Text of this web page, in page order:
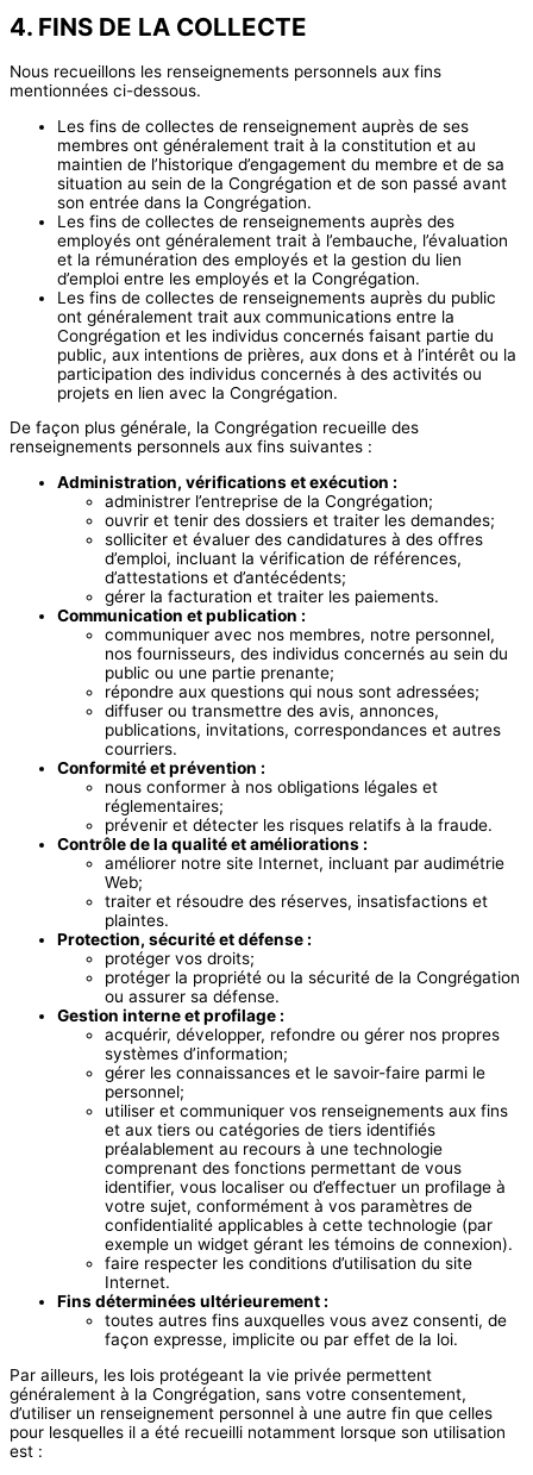
4. FINS DE LA COLLECTE
Nous recueillons les renseignements personnels aux fins
mentionnées ci-dessous.
Les fins de collectes de renseignement auprès de ses
membres ont généralement trait à la constitution et au
maintien de l’historique d’engagement du membre et de sa
situation au sein de la Congrégation et de son passé avant
son entrée dans la Congrégation.
Les fins de collectes de renseignements auprès des
employés ont généralement trait à l’embauche, l’évaluation
et la rémunération des employés et la gestion du lien
d’emploi entre les employés et la Congrégation.
Les fins de collectes de renseignements auprès du public
ont généralement trait aux communications entre la
Congrégation et les individus concernés faisant partie du
public, aux intentions de prières, aux dons et à l’intérêt ou la
participation des individus concernés à des activités ou
projets en lien avec la Congrégation.
De façon plus générale, la Congrégation recueille des
renseignements personnels aux fins suivantes :
Administration, vérifications et exécution :
administrer l’entreprise de la Congrégation;
ouvrir et tenir des dossiers et traiter les demandes;
solliciter et évaluer des candidatures à des offres
d’emploi, incluant la vérification de références,
d’attestations et d’antécédents;
gérer la facturation et traiter les paiements.
Communication et publication :
communiquer avec nos membres, notre personnel,
nos fournisseurs, des individus concernés au sein du
public ou une partie prenante;
répondre aux questions qui nous sont adressées;
diffuser ou transmettre des avis, annonces,
publications, invitations, correspondances et autres
courriers.
Conformité et prévention :
nous conformer à nos obligations légales et
réglementaires;
prévenir et détecter les risques relatifs à la fraude.
Contrôle de la qualité et améliorations :
améliorer notre site Internet, incluant par audimétrie
Web;
traiter et résoudre des réserves, insatisfactions et
plaintes.
Protection, sécurité et défense :
protéger vos droits;
protéger la propriété ou la sécurité de la Congrégation
ou assurer sa défense.
Gestion interne et profilage :
acquérir, développer, refondre ou gérer nos propres
systèmes d’information;
gérer les connaissances et le savoir-faire parmi le
personnel;
utiliser et communiquer vos renseignements aux fins
et aux tiers ou catégories de tiers identifiés
préalablement au recours à une technologie
comprenant des fonctions permettant de vous
identifier, vous localiser ou d’effectuer un profilage à
votre sujet, conformément à vos paramètres de
confidentialité applicables à cette technologie (par
exemple un widget gérant les témoins de connexion).
faire respecter les conditions d’utilisation du site
Internet.
Fins déterminées ultérieurement :
toutes autres fins auxquelles vous avez consenti, de
façon expresse, implicite ou par effet de la loi.
Par ailleurs, les lois protégeant la vie privée permettent
généralement à la Congrégation, sans votre consentement,
d’utiliser un renseignement personnel à une autre fin que celles
pour lesquelles il a été recueilli notamment lorsque son utilisation
est :